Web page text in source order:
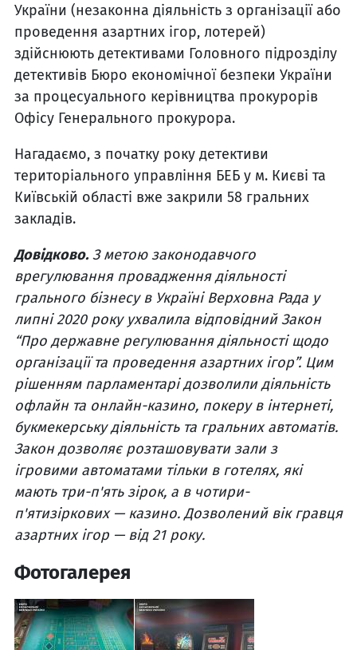
України (незаконна діяльність з організації або
проведення азартних ігор, лотерей)
здійснюють детективами Головного підрозділу
детективів Бюро економічної безпеки України
за процесуального керівництва прокурорів
Офісу Генерального прокурора.
Нагадаємо, з початку року детективи
територіального управління БЕБ у м. Києві та
Київській області вже закрили 58 гральних
закладів.
Довідково. З метою законодавчого
врегулювання провадження діяльності
грального бізнесу в Україні Верховна Рада у
липні 2020 року ухвалила відповідний Закон
“Про державне регулювання діяльності щодо
організації та проведення азартних ігор”. Цим
рішенням парламентарі дозволили діяльність
офлайн та онлайн-казино, покеру в інтернеті,
букмекерську діяльність та гральних автоматів.
Закон дозволяє розташовувати зали з
ігровими автоматами тільки в готелях, які
мають три-п'ять зірок, а в чотири-
п'ятизіркових — казино. Дозволений вік гравця
азартних ігор — від 21 року.
Фотогалерея